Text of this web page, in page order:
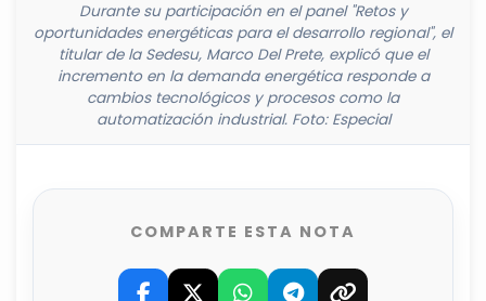
Durante su participación en el panel "Retos y
oportunidades energéticas para el desarrollo regional", el
titular de la Sedesu, Marco Del Prete, explicó que el
incremento en la demanda energética responde a
cambios tecnológicos y procesos como la
automatización industrial. Foto: Especial
COMPARTE ESTA NOTA